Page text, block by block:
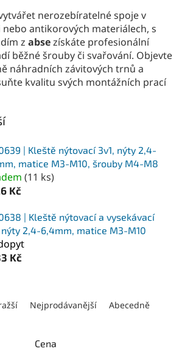
nerozebíratelné spoje v
antikorových materiálech, s
z absezískáte profesionální
běžné šrouby či svařování. Objevte
náhradních závitových trnů a
kvalitu svých montážních prací
| Kleště nýtovací 3v1, nýty 2,4-
matice M3-M10, šrouby M4-M8
(11 ks)
Kč
| Kleště nýtovací a vysekávací
nýty 2,4-6,4mm, matice M3-M10
Kč
Nejprodávanější Abecedně
Cena